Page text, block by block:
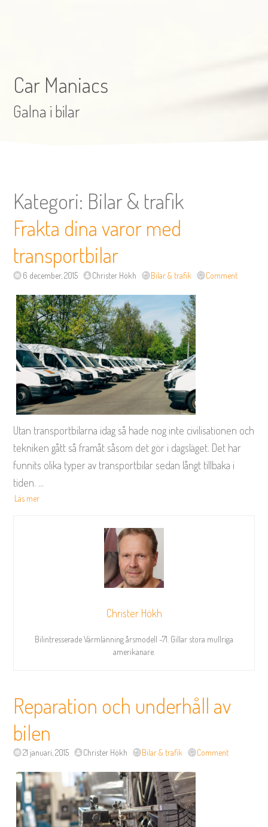
Car Maniacs
Galna i bilar
Kategori: Bilar & trafik
Frakta dina varor med
transportbilar
6 december, 2015 Christer Hökh Bilar & trafik Comment
Utan transportbilarna idag så hade nog inte civilisationen och
tekniken gått så framåt såsom det gör i dagsläget. Det har
funnits olika typer av transportbilar sedan långt tillbaka i
tiden. ...
Läs mer
Christer Hökh
Bilintresserade Värmlänning årsmodell -71. Gillar stora mullriga
amerikanare.
Reparation och underhåll av
bilen
21 januari, 2015 Christer Hökh Bilar & trafik Comment